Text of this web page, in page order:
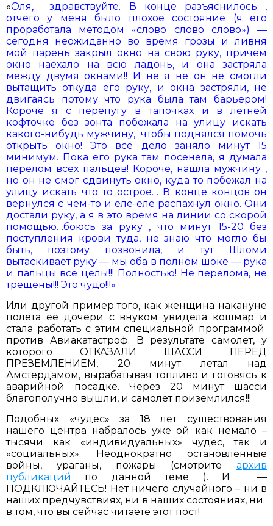
«Оля, здравствуйте. В конце разъяснилось ,
отчего у меня было плохое состояние (я его
проработала методом «слово слово слово») —
сегодня неожиданно во время грозы и ливня
мой парень закрыл окно на свою руку, причем
окно наехало на всю ладонь, и она застряла
между двумя окнами!! И не я не он не смогли
вытащить откуда его руку, и окна застряли, не
двигаясь потому что рука была там барьером!
Короче я с перепугу в тапочках и в летней
кофточке без зонта побежала на улицу искать
какого-нибудь мужчину, чтобы поднялся помочь
открыть окно! Это все дело заняло минут 15
минимум. Пока его рука там посенела, я думала
перелом всех пальцев! Короче, нашла мужчину ,
но он не смог сдвинуть окно, куда то побежал на
улицу искать что то острое… В конце концов он
вернулся с чем-то и еле-еле распахнул окно. Они
достали руку, а я в это время на линии со скорой
помощью…боюсь за руку , что минут 15-20 без
поступления крови туда, не знаю что могло бы
быть, поэтому позвонила, и тут Шломи
вытаскивает руку — мы оба в полном шоке — рука
и пальцы все целы!!! Полностью! Не перелома, не
трещены!!! Это чудо!!!»
Или другой пример того, как женщина накануне
полета ее дочери с внуком увидела кошмар и
стала работать с этим специальной программой
против Авиакатастроф. В результате самолет, у
которого ОТКАЗАЛИ ШАССИ ПЕРЕД
ПРЕЗЕМЛЕНИЕМ, 20 минут летал над
Амстердамом, вырабатывая топливо и готовясь к
аварийной посадке. Через 20 минут шасси
благополучно вышли, и самолет приземлился!!!
Подобных «чудес» за 18 лет существования
нашего центра набралось уже ой как немало –
тысячи как «индивидуальных» чудес, так и
«социальных». Неоднократно остановленные
войны, ураганы, пожары (смотрите архив
публикаций
по данной теме ). И —
ПОДКЛЮЧАЙТЕСЬ! Нет ничего случайного – ни в
наших предчувствиях, ни в наших состояниях, ни..
в том, что вы сейчас читаете этот пост!